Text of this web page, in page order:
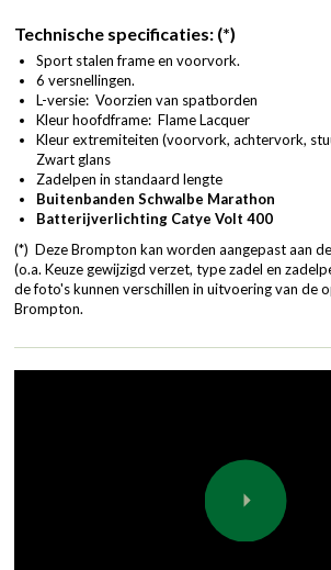
Technische specificaties: (*)
Sport stalen frame en voorvork.
6 versnellingen.
L-versie: Voorzien van spatborden
Kleur hoofdframe: Flame Lacquer
Kleur extremiteiten (voorvork, achtervork,
Zwart glans
Zadelpen in standaard lengte
Buitenbanden Schwalbe Marathon
Batterijverlichting Catye Volt 400
(*) Deze Brompton kan worden aangepast aan
(o.a. Keuze gewijzigd verzet, type zadel en
de foto's kunnen verschillen in uitvoering van de
Brompton.